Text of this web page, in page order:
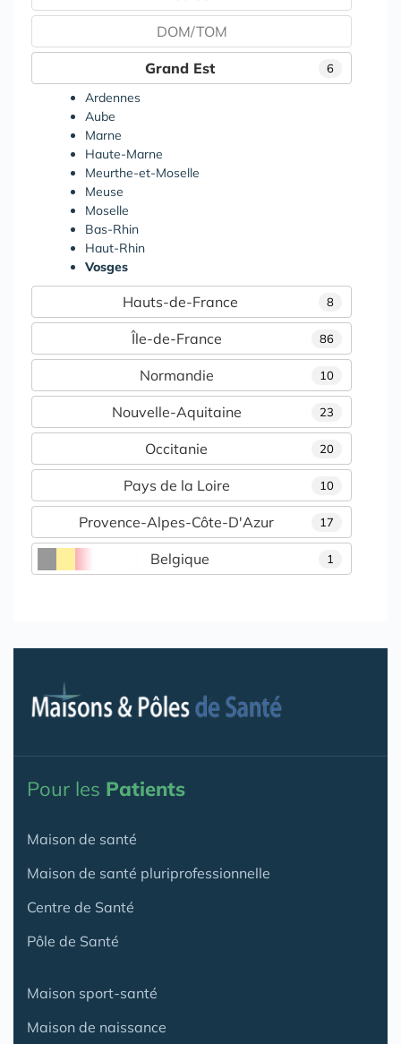
DOM/TOM
6
Grand Est
Ardennes
Aube
Marne
Haute-Marne
Meurthe-et-Moselle
Meuse
Moselle
Bas-Rhin
Haut-Rhin
Vosges
8
Hauts-de-France
86
Île-de-France
10
Normandie
23
Nouvelle-Aquitaine
20
Occitanie
10
Pays de la Loire
17
Provence-Alpes-Côte-D'Azur
Belgique 1
Pour les Patients
Maison de santé
Maison de santé pluriprofessionnelle
Centre de Santé
Pôle de Santé
Maison sport-santé
Maison de naissance